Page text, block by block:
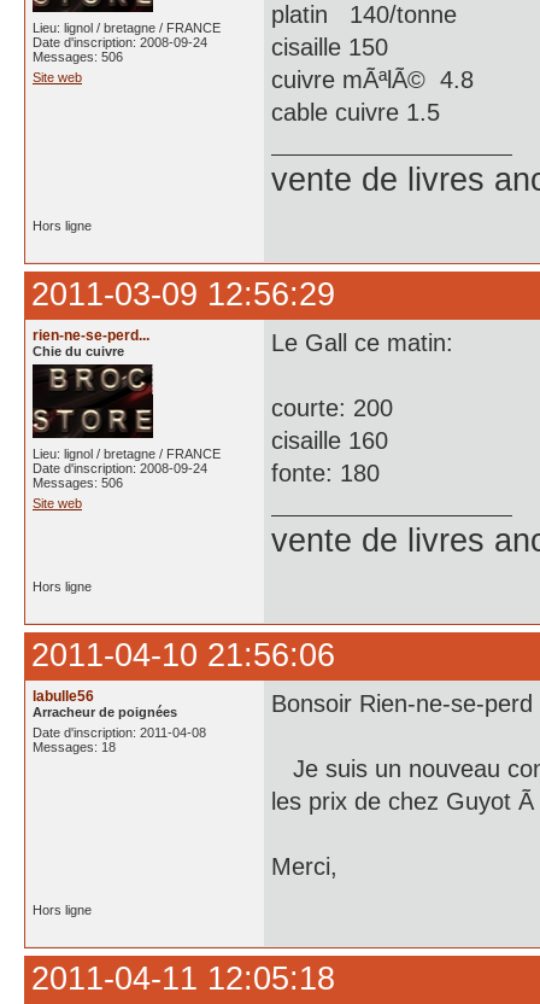
Lieu: lignol / bretagne / FRANCE
Date d'inscription: 2008-09-24
Messages: 506
Site web
platin 140/tonne
cisaille 150
cuivre mÃªlÃ© 4.8
cable cuivre 1.5
vente de livres
Hors ligne
2011-03-09 12:56:29
rien-ne-se-perd...
Chie du cuivre
Lieu: lignol / bretagne / FRANCE
Date d'inscription: 2008-09-24
Messages: 506
Site web
Le Gall ce matin:
courte: 200
cisaille 160
fonte: 180
vente de livres
Hors ligne
2011-04-10 21:56:06
labulle56
Arracheur de poignées
Date d'inscription: 2011-04-08
Messages: 18
Bonsoir Rien-ne-se-perd
Je suis un nouveau
les prix de chez Guyot
Merci,
Hors ligne
2011-04-11 12:05:18